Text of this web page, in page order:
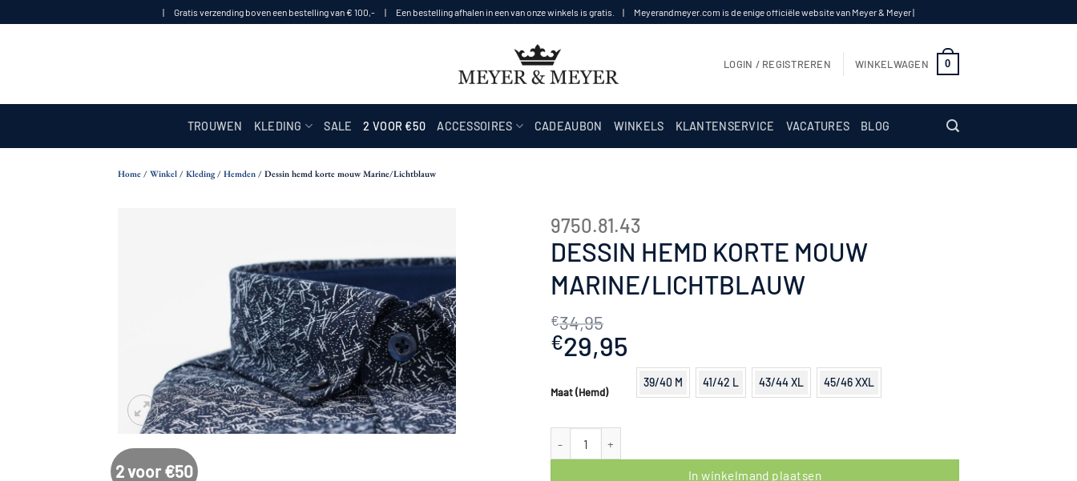
naar
| Gratis verzending boven een bestelling van € 100,- | Een bestelling afhalen in een van onze winkels is gratis. | Meyerandmeyer.com is de enige officiële website van Meyer & Meyer |
LOGIN / REGISTREREN WINKELWAGEN 0
TROUWEN KLEDING SALE 2 VOOR €50 ACCESSOIRES CADEAUBON WINKELS KLANTENSERVICE VACATURES BLOG
Home / Winkel / Kleding/ Hemden / Dessin hemd korte mouw Marine/Lichtblauw
2 voor €50
9750.81.43
DESSIN HEMD KORTE MOUW
MARINE/LICHTBLAUW
€34,95
Oorspronkelijke
prijs
€34,95.
€29,95
is:
€29,95.
Maat (Hemd)
39/40 M 41/42 L 43/44 XL 45/46 XXL
In winkelmand plaatsen